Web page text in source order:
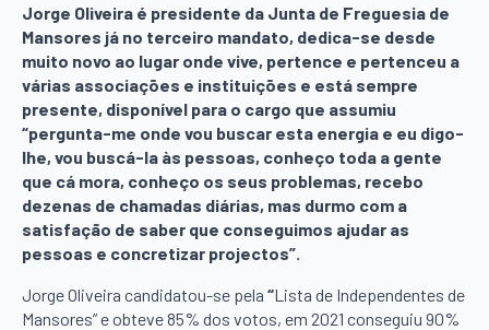
Jorge Oliveira é presidente da Junta de Freguesia de
Mansores já no terceiro mandato, dedica-se desde
muito novo ao lugar onde vive, pertence e pertenceu a
várias associações e instituições e está sempre
presente, disponível para o cargo que assumiu
“pergunta-me onde vou buscar esta energia e eu digo-
lhe, vou buscá-la às pessoas, conheço toda a gente
que cá mora, conheço os seus problemas, recebo
dezenas de chamadas diárias, mas durmo com a
satisfação de saber que conseguimos ajudar as
pessoas e concretizar projectos”.
Jorge Oliveira candidatou-se pela “Lista de Independentes de
Mansores” e obteve 85% dos votos, em 2021 conseguiu 90%